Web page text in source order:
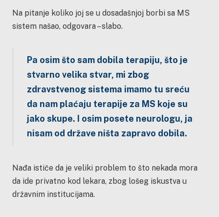
Na pitanje koliko joj se u dosadašnjoj borbi sa MS
sistem našao, odgovara – slabo.
Pa osim što sam dobila terapiju, što je
stvarno velika stvar, mi zbog
zdravstvenog sistema imamo tu sreću
da nam plaćaju terapije za MS koje su
jako skupe. I osim posete neurologu, ja
nisam od države ništa zapravo dobila.
Nađa ističe da je veliki problem to što nekada mora
da ide privatno kod lekara, zbog lošeg iskustva u
državnim institucijama.